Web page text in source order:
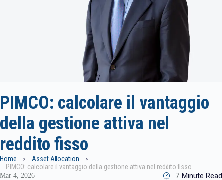
PIMCO: calcolare il vantaggio
della gestione attiva nel
reddito fisso
Home
Asset Allocation
PIMCO: calcolare il vantaggio della gestione attiva nel reddito fisso
Mar 4, 2026 7 Minute Read